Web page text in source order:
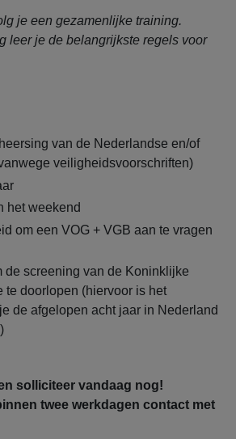
je een gezamenlijke training.
leer je de belangrijkste regels voor
van de Nederlandse en/of
veiligheidsvoorschriften)
het weekend
om een VOG + VGB aan te vragen
de screening van de Koninklijke
te doorlopen (hiervoor is het
de afgelopen acht jaar in Nederland
solliciteer vandaag nog!
twee werkdagen contact met